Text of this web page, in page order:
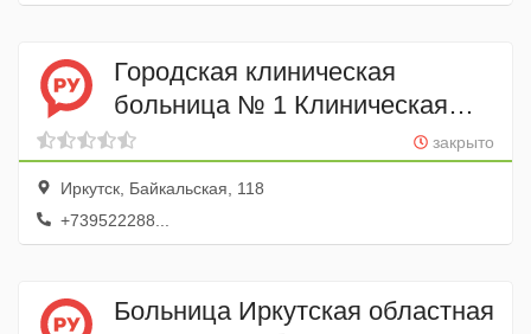
Городская клиническая
больница № 1 Клиническая
лаборатория
закрыто
Иркутск, Байкальская, 118
+739522288...
Больница Иркутская областная